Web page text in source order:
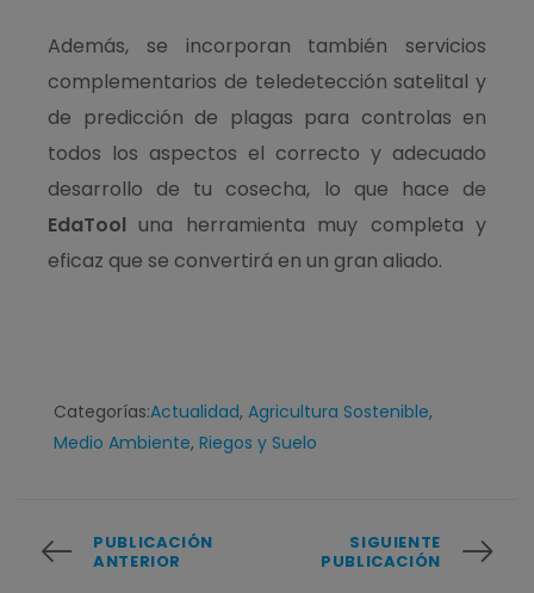
Además, se incorporan también servicios
complementarios de teledetección satelital y
de predicción de plagas para controlas en
todos los aspectos el correcto y adecuado
desarrollo de tu cosecha, lo que hace de
EdaTool una herramienta muy completa y
eficaz que se convertirá en un gran aliado.
Categorías:Actualidad, Agricultura Sostenible,
Medio Ambiente, Riegos y Suelo
PUBLICACIÓN
ANTERIOR
SIGUIENTE
PUBLICACIÓN